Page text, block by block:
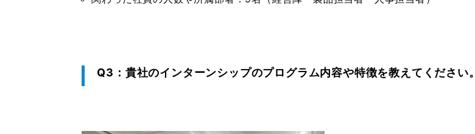
Q3：貴社のインターンシップのプログラム内容や特徴を教えてください。